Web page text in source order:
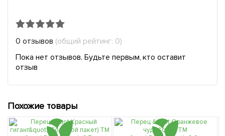
0 отзывов (общий рейтинг: 0)
Пока нет отзывов. Будьте первым, кто оставит
отзыв
Похожие товары